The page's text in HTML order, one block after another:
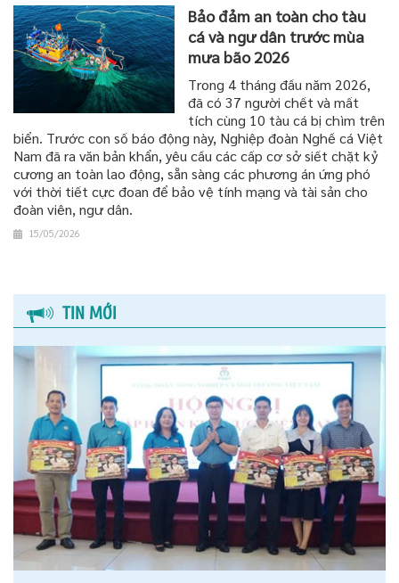
Bảo đảm an toàn cho tàu
cá và ngư dân trước mùa
mưa bão 2026
Trong 4 tháng đầu năm 2026,
đã có 37 người chết và mất
tích cùng 10 tàu cá bị chìm trên
biển. Trước con số báo động này, Nghiệp đoàn Nghề cá Việt
Nam đã ra văn bản khẩn, yêu cầu các cấp cơ sở siết chặt kỷ
cương an toàn lao động, sẵn sàng các phương án ứng phó
với thời tiết cực đoan để bảo vệ tính mạng và tài sản cho
đoàn viên, ngư dân.
15/05/2026
TIN MỚI